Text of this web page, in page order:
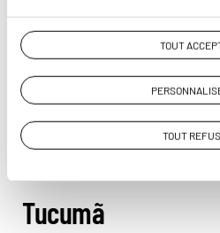
TOUT
TOUT
passe très rapidement. Dans
jenipapo est utilisé en «
12
Tucumã